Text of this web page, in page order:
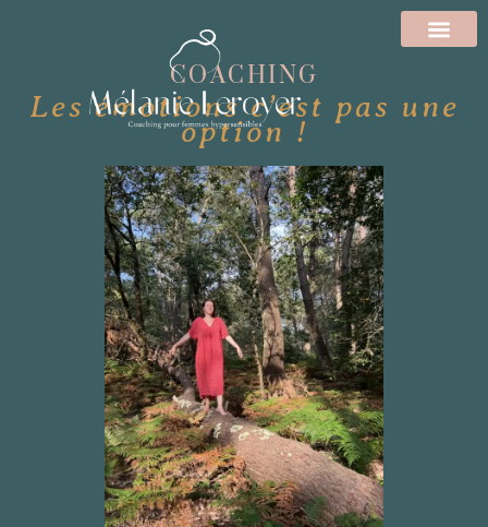
COACHING
Les émotions c’est pas une
option !